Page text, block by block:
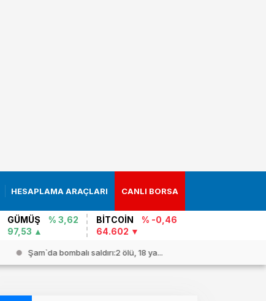
HESAPLAMA ARAÇLARI CANLI BORSA
GÜMÜŞ
% 3,62
97,53
BİTCOİN
% -0,46
64.602
Şam`da bombalı saldırı:2 ölü, 18 ya...